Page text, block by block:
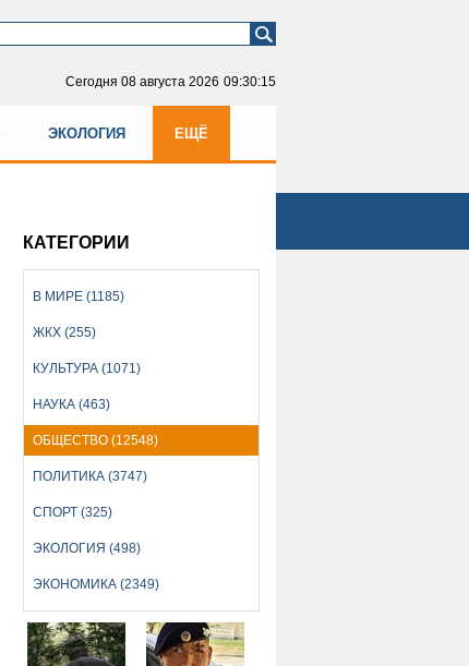
Сегодня 08 августа 2026 09:30:15
ЭКОЛОГИЯ ЕЩЁ
КАТЕГОРИИ
В МИРЕ (1185)
ЖКХ (255)
КУЛЬТУРА (1071)
НАУКА (463)
ОБЩЕСТВО (12548)
ПОЛИТИКА (3747)
СПОРТ (325)
ЭКОЛОГИЯ (498)
ЭКОНОМИКА (2349)